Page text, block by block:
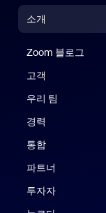
소개
Zoom 블로그
고객
우리 팀
경력
통합
파트너
투자자